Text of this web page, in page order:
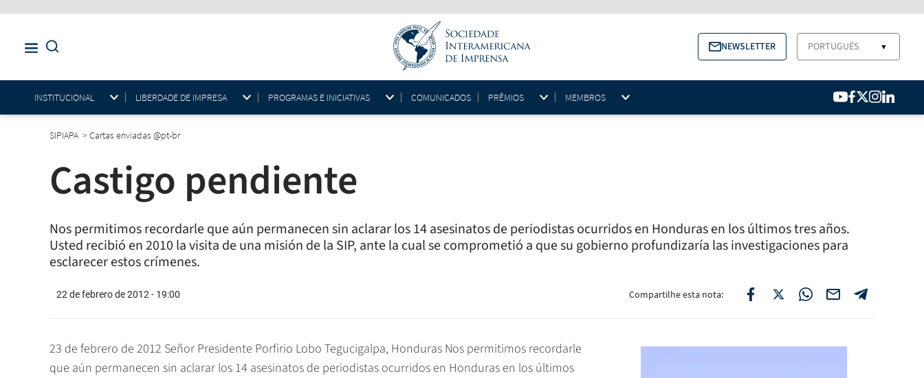
NEWSLETTER PORTUGUÉS ▼
INSTITUCIONAL LIBERDADE DE IMPRESA PROGRAMAS E INICIATIVAS COMUNICADOS PRÊMIOS MEMBROS
SIPIAPA >Cartas enviadas @pt-br
Castigo pendiente
Nos permitimos recordarle que aún permanecen sin aclarar los 14 asesinatos de periodistas ocurridos en Honduras en los últimos tres años.
Usted recibió en 2010 la visita de una misión de la SIP, ante la cual se comprometió a que su gobierno profundizaría las investigaciones para
esclarecer estos crímenes.
22 de febrero de 2012 - 19:00 Compartilhe esta nota:
23 de febrero de 2012 Señor Presidente Porfirio Lobo Tegucigalpa, Honduras Nos permitimos recordarle
que aún permanecen sin aclarar los 14 asesinatos de periodistas ocurridos en Honduras en los últimos